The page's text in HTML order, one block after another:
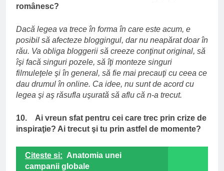
românesc?
Dacă legea va trece în forma în care este acum, e
posibil să afecteze bloggingul, dar nu neapărat doar în
rău. Va obliga bloggerii să creeze conţinut original, să
îşi facă singuri pozele, să îţi monteze singuri
filmuleţele şi în general, să fie mai precauţi cu ceea ce
dau drumul în online. Ca idee, nu sunt de acord cu
legea şi aş răsufla uşurată să aflu că n-a trecut.
10. Ai vreun sfat pentru cei care trec prin crize de
inspiraţie? Ai trecut şi tu prin astfel de momente?
Citeste si: Anatomia unei
campanii globale